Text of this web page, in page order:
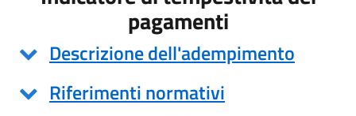
pagamenti
Descrizione dell'adempimento
Riferimenti normativi